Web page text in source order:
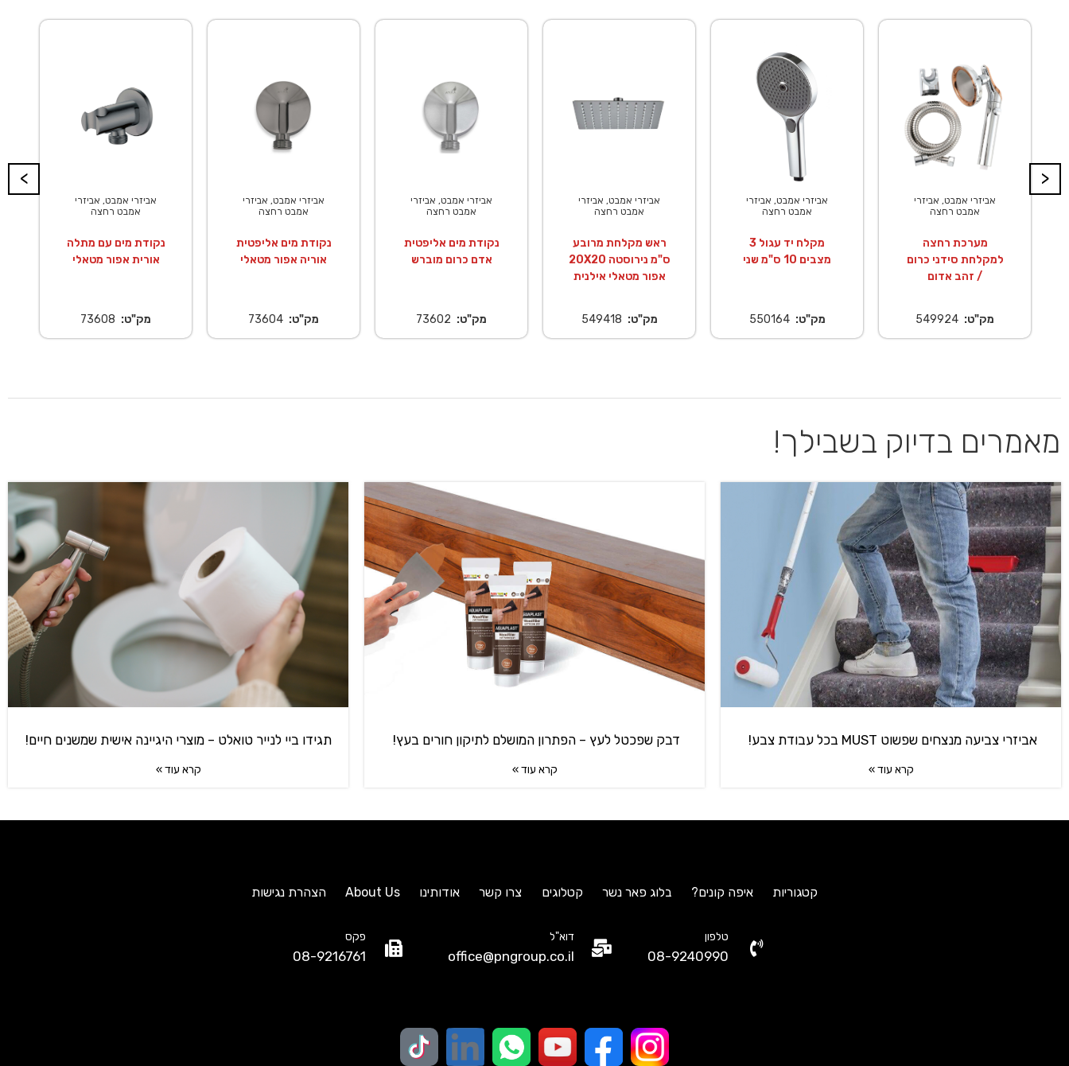
>
אביזרי אמבט, אביזרי
אמבט רחצה
מערכת רחצה
למקלחת סידני כרום
/ זהב אדום
מק"ט: 549924
אביזרי אמבט, אביזרי
אמבט רחצה
מקלח יד עגול 3
מצבים 10 ס"מ שני
מק"ט:550164
אביזרי אמבט, אביזרי
אמבט רחצה
ראש מקלחת מרובע
20X20 ס"מ נירוסטה
אפור מטאלי אילנית
מק"ט: 549418
אביזרי אמבט, אביזרי
אמבט רחצה
נקודת מים אליפטית
אדם כרום מוברש
מק"ט: 73602
אביזרי אמבט, אביזרי
אמבט רחצה
נקודת מים אליפטית
אוריה אפור מטאלי
מק"ט: 73604
אביזרי אמבט, אביזרי
אמבט רחצה
נקודת מים עם מתלה
אורית אפור מטאלי
מק"ט: 73608
<
מאמרים בדיוק בשבילך!
אביזרי צביעה מנצחים שפשוט MUST בכל עבודת צבע!
קרא עוד »
דבק שפכטל לעץ – הפתרון המושלם לתיקון חורים בעץ!
קרא עוד »
תגידו ביי לנייר טואלט – מוצרי היגיינה אישית שמשנים חיים!
קרא עוד »
קטגוריות איפה קונים? בלוג פאר נשר קטלוגים צרו קשר אודותינו About Us הצהרת נגישות
טלפון
08-9240990
דוא"ל
office@pngroup.co.il
פקס
08-9216761